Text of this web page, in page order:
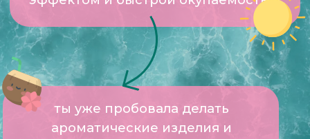
Сегодня ты сможешь стать
обладательницей всех мастер-
классов школы ЛАСИР,
накопленных за 6 лет работы
А это 55 подробных инструкций и
реального времени обновляются и
свежую и проверенную